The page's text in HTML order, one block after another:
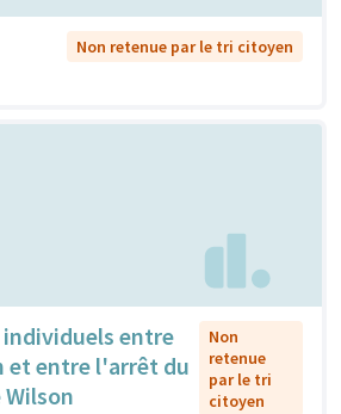
Non retenue par le tri citoyen
entre
et entre l'arrêt du
Non
retenue
par le tri
citoyen